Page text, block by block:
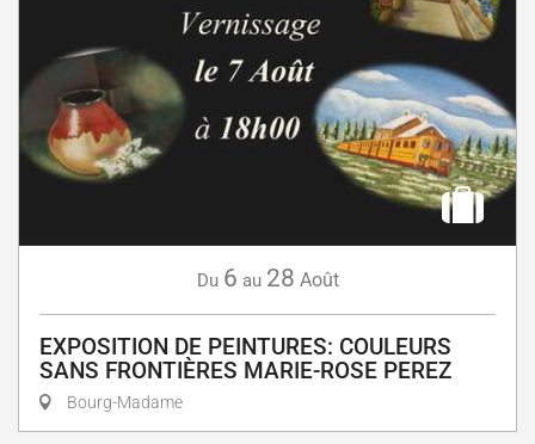
Du 6 au 28 Août
EXPOSITION DE PEINTURES: COULEURS
SANS FRONTIÈRES MARIE-ROSE PEREZ
Bourg-Madame